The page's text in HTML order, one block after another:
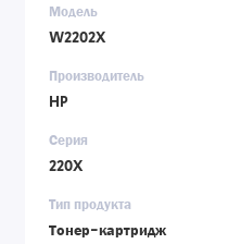
Модель
W2202X
Производитель
HP
Серия
220X
Тип продукта
Тонер-картридж